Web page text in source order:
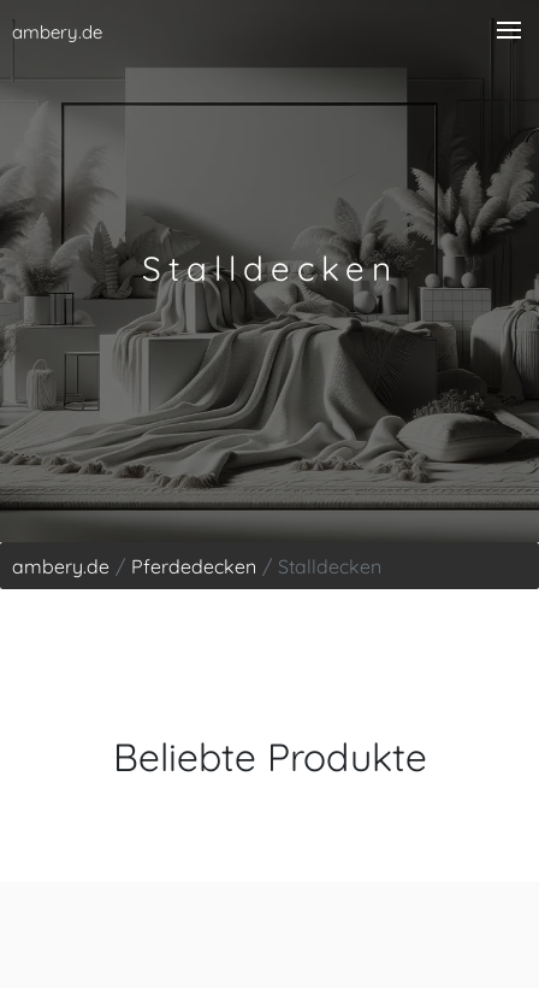
ambery.de
Stalldecken
ambery.de Pferdedecken Stalldecken
Beliebte Produkte